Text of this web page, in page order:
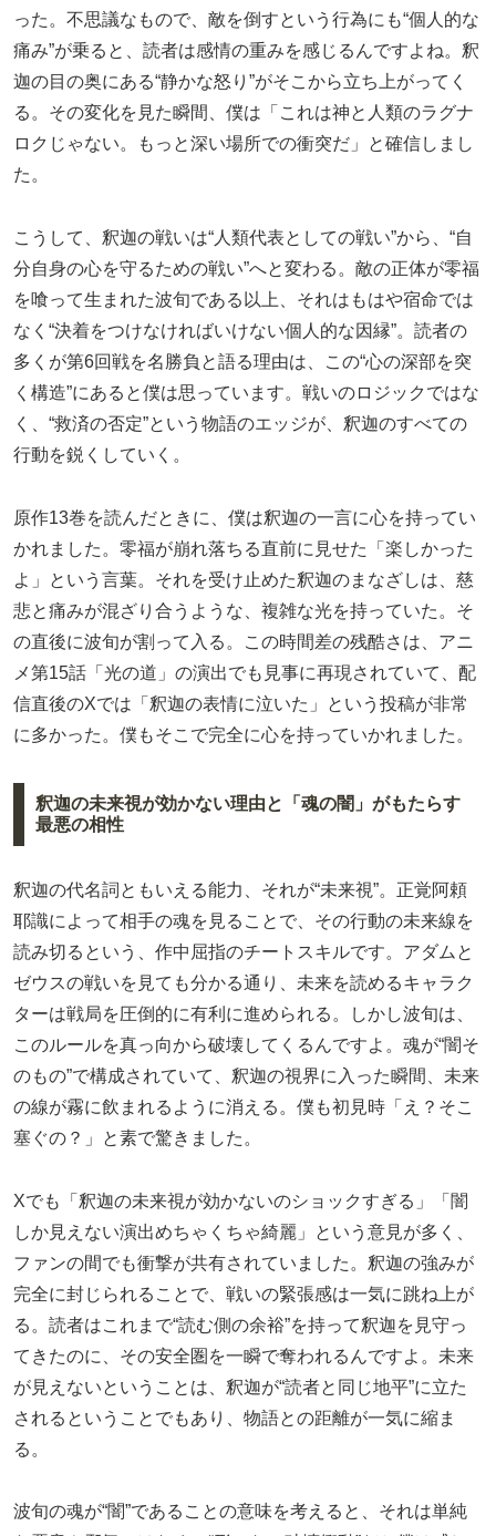
った。不思議なもので、敵を倒すという行為にも“個人的な
痛み”が乗ると、読者は感情の重みを感じるんですよね。釈
迦の目の奥にある“静かな怒り”がそこから立ち上がってく
る。その変化を見た瞬間、僕は「これは神と人類のラグナ
ロクじゃない。もっと深い場所での衝突だ」と確信しまし
た。
こうして、釈迦の戦いは“人類代表としての戦い”から、“自
分自身の心を守るための戦い”へと変わる。敵の正体が零福
を喰って生まれた波旬である以上、それはもはや宿命では
なく“決着をつけなければいけない個人的な因縁”。読者の
多くが第6回戦を名勝負と語る理由は、この“心の深部を突
く構造”にあると僕は思っています。戦いのロジックではな
く、“救済の否定”という物語のエッジが、釈迦のすべての
行動を鋭くしていく。
原作13巻を読んだときに、僕は釈迦の一言に心を持ってい
かれました。零福が崩れ落ちる直前に見せた「楽しかった
よ」という言葉。それを受け止めた釈迦のまなざしは、慈
悲と痛みが混ざり合うような、複雑な光を持っていた。そ
の直後に波旬が割って入る。この時間差の残酷さは、アニ
メ第15話「光の道」の演出でも見事に再現されていて、配
信直後のXでは「釈迦の表情に泣いた」という投稿が非常
に多かった。僕もそこで完全に心を持っていかれました。
釈迦の未来視が効かない理由と「魂の闇」がもたらす
最悪の相性
釈迦の代名詞ともいえる能力、それが“未来視”。正覚阿頼
耶識によって相手の魂を見ることで、その行動の未来線を
読み切るという、作中屈指のチートスキルです。アダムと
ゼウスの戦いを見ても分かる通り、未来を読めるキャラク
ターは戦局を圧倒的に有利に進められる。しかし波旬は、
このルールを真っ向から破壊してくるんですよ。魂が“闇そ
のもの”で構成されていて、釈迦の視界に入った瞬間、未来
の線が霧に飲まれるように消える。僕も初見時「え？そこ
塞ぐの？」と素で驚きました。
Xでも「釈迦の未来視が効かないのショックすぎる」「闇
しか見えない演出めちゃくちゃ綺麗」という意見が多く、
ファンの間でも衝撃が共有されていました。釈迦の強みが
完全に封じられることで、戦いの緊張感は一気に跳ね上が
る。読者はこれまで“読む側の余裕”を持って釈迦を見守っ
てきたのに、その安全圏を一瞬で奪われるんですよ。未来
が見えないということは、釈迦が“読者と同じ地平”に立た
されるということでもあり、物語との距離が一気に縮ま
る。
波旬の魂が“闇”であることの意味を考えると、それは単純